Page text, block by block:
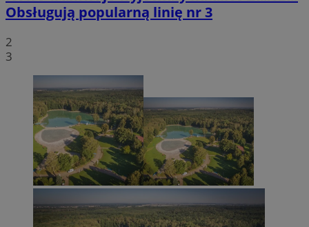
Obsługują popularną linię nr 3
2
3